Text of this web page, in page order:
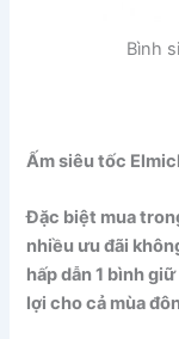
Bình
Ấm siêu tốc
Đặc biệt mua
nhiều ưu đãi
hấp dẫn 1 bình
lợi cho cả mùa